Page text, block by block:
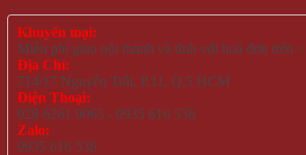
Khuyến mại:
Miễn phí giao nội thành và tỉnh với hoá đơn trên
Địa Chỉ:
714/17 Nguyễn Trãi, P.11, Q.5 HCM
Điện Thoại:
028 6261 0065 - 0935 616 536
Zalo:
0935 616 536